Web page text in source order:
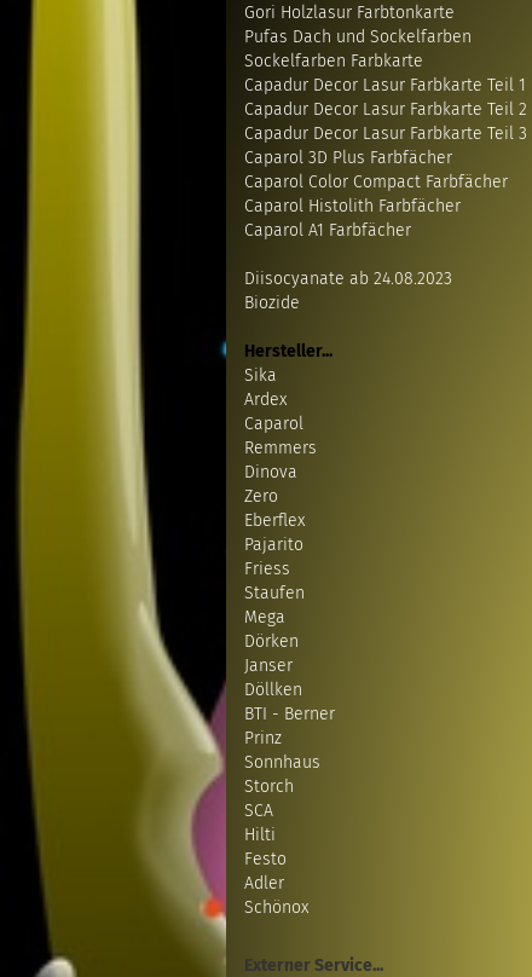
Gori Holzlasur Farbtonkarte
Pufas Dach und Sockelfarben
Sockelfarben Farbkarte
Capadur Decor Lasur Farbkarte Teil 1
Capadur Decor Lasur Farbkarte Teil 2
Capadur Decor Lasur Farbkarte Teil 3
Caparol 3D Plus Farbfächer
Caparol Color Compact Farbfächer
Caparol Histolith Farbfächer
Caparol A1 Farbfächer
Diisocyanate ab 24.08.2023
Biozide
Hersteller...
Sika
Ardex
Caparol
Remmers
Dinova
Zero
Eberflex
Pajarito
Friess
Staufen
Mega
Dörken
Janser
Döllken
BTI - Berner
Prinz
Sonnhaus
Storch
SCA
Hilti
Festo
Adler
Schönox
Externer Service...